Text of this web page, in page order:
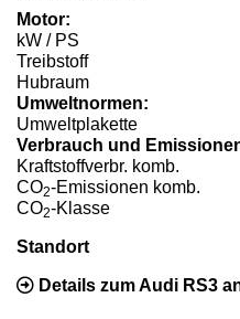
Motor:
kW / PS
Treibstoff
Hubraum
Umweltnormen:
Umweltplakette
Verbrauch und
Kraftstoffverbr. komb.
CO2-Emissionen komb.
CO2-Klasse
Standort
Details zum Audi RS3